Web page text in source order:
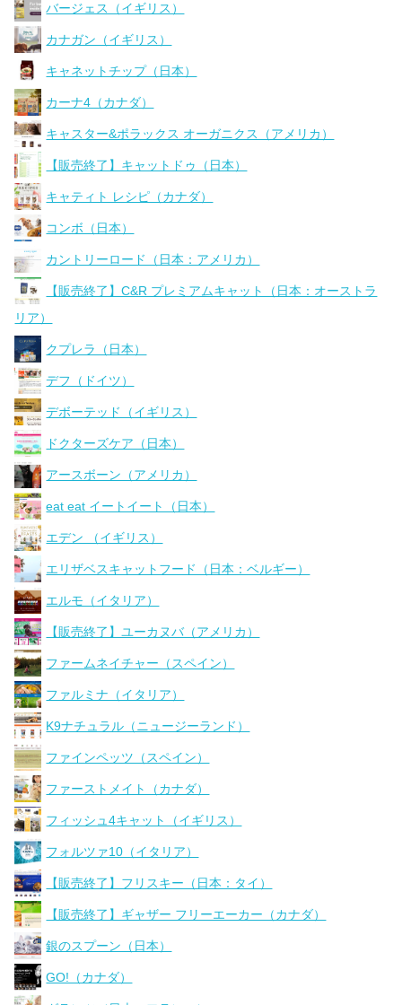
バージェス（イギリス）
カナガン（イギリス）
キャネットチップ（日本）
カーナ4（カナダ）
キャスター&ポラックス オーガニクス（アメリカ）
【販売終了】キャットドゥ（日本）
キャティト レシピ（カナダ）
コンボ（日本）
カントリーロード（日本：アメリカ）
【販売終了】C&R プレミアムキャット（日本：オーストラ
リア）
クプレラ（日本）
デフ（ドイツ）
デボーテッド（イギリス）
ドクターズケア（日本）
アースボーン（アメリカ）
eat eat イートイート（日本）
エデン （イギリス）
エリザベスキャットフード（日本：ベルギー）
エルモ（イタリア）
【販売終了】ユーカヌバ（アメリカ）
ファームネイチャー（スペイン）
ファルミナ（イタリア）
K9ナチュラル（ニュージーランド）
ファインペッツ（スペイン）
ファーストメイト（カナダ）
フィッシュ4キャット（イギリス）
フォルツァ10（イタリア）
【販売終了】フリスキー（日本：タイ）
【販売終了】ギャザー フリーエーカー（カナダ）
銀のスプーン（日本）
GO!（カナダ）